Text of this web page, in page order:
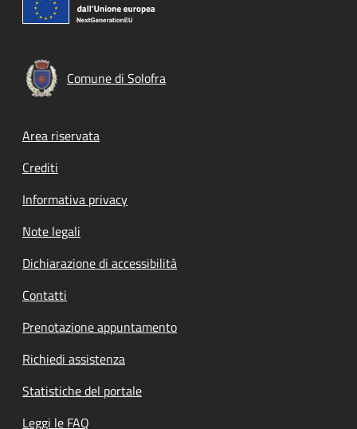
Comune di Solofra
Footer menu
Area riservata
Crediti
Informativa privacy
Note legali
Dichiarazione di accessibilità
Contatti
Prenotazione appuntamento
Richiedi assistenza
Statistiche del portale
Leggi le FAQ